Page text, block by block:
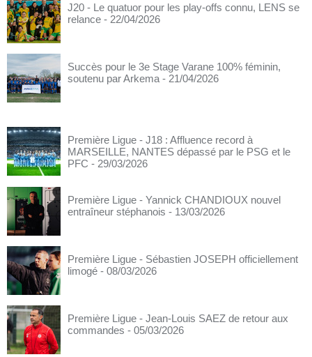
J20 - Le quatuor pour les play-offs connu, LENS se
relance - 22/04/2026
Succès pour le 3e Stage Varane 100% féminin,
soutenu par Arkema - 21/04/2026
Première Ligue - J18 : Affluence record à
MARSEILLE, NANTES dépassé par le PSG et le
PFC - 29/03/2026
Première Ligue - Yannick CHANDIOUX nouvel
entraîneur stéphanois - 13/03/2026
Première Ligue - Sébastien JOSEPH officiellement
limogé - 08/03/2026
Première Ligue - Jean-Louis SAEZ de retour aux
commandes - 05/03/2026